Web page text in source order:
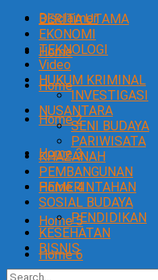
Disclaimer
Home
Home
Home 2
Home 3
Home 4
Home 5
Home 6
BERITA UTAMA
EKONOMI
TEKNOLOGI
Video
HUKUM KRIMINAL
INVESTIGASI
NUSANTARA
SENI BUDAYA
PARIWISATA
KHAZANAH
PEMBANGUNAN
PEMERINTAHAN
SOSIAL BUDAYA
PENDIDIKAN
KESEHATAN
BISNIS